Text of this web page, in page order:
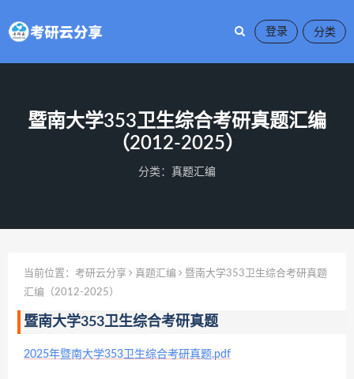
登录
暨南大学353卫生综合考研真题汇编
（2012-2025）
分类： 真题汇编
当前位置： 考研云分享 真题汇编
暨南大学353卫生综合考研真题
汇编（2012-2025）
暨南大学353卫生综合考研真题
2025年暨南大学353卫生综合考研真题.pdf